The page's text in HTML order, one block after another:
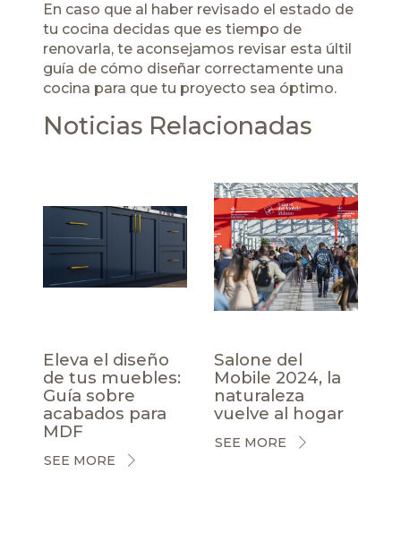
En caso que al haber revisado el estado de
tu cocina decidas que es tiempo de
renovarla, te aconsejamos revisar esta últil
guía de cómo diseñar correctamente una
cocina para que tu proyecto sea óptimo.
Noticias Relacionadas
Eleva el diseño
de tus muebles:
Guía sobre
acabados para
MDF
SEE MORE
Salone del
Mobile 2024, la
naturaleza
vuelve al hogar
SEE MORE